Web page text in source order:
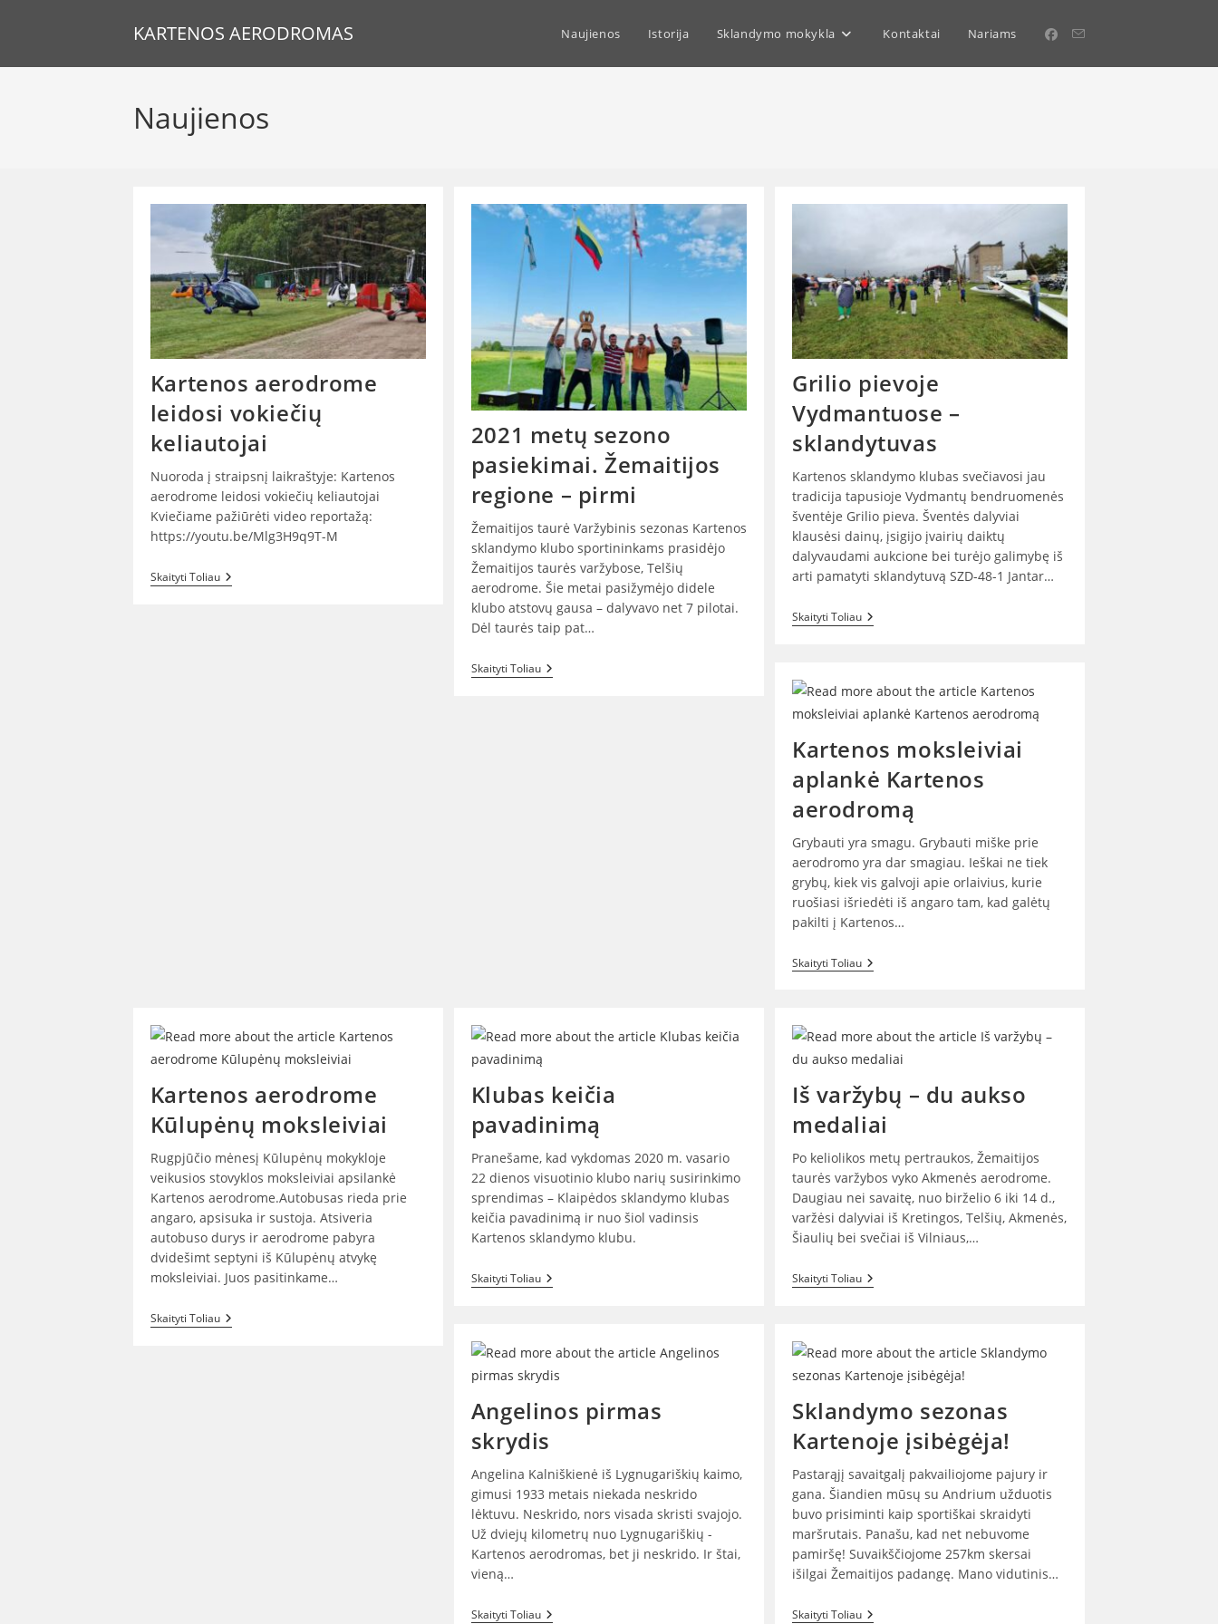
KARTENOS AERODROMAS Naujienos Istorija Sklandymo mokykla Kontaktai Nariams
Naujienos
Kartenos aerodrome
leidosi vokiečių
keliautojai
Nuoroda į straipsnį laikraštyje: Kartenos
aerodrome leidosi vokiečių keliautojai
Kviečiame pažiūrėti video reportažą:
https://youtu.be/Mlg3H9q9T-M
Skaityti ToliauKartenos
Aerodrome
2021 metų sezono
pasiekimai. Žemaitijos
regione – pirmi
Žemaitijos taurė Varžybinis sezonas Kartenos
sklandymo klubo sportininkams prasidėjo
Žemaitijos taurės varžybose, Telšių
aerodrome. Šie metai pasižymėjo didele
klubo atstovų gausa – dalyvavo net 7 pilotai.
Dėl taurės taip pat…
Skaityti Toliau2021
Metų
Grilio pievoje
Vydmantuose –
sklandytuvas
Kartenos sklandymo klubas svečiavosi jau
tradicija tapusioje Vydmantų bendruomenės
šventėje Grilio pieva. Šventės dalyviai
klausėsi dainų, įsigijo įvairių daiktų
dalyvaudami aukcione bei turėjo galimybę iš
arti pamatyti sklandytuvą SZD-48-1 Jantar…
Skaityti ToliauGrilio
Pievoje
Kartenos moksleiviai
aplankė Kartenos
aerodromą
Grybauti yra smagu. Grybauti miške prie
aerodromo yra dar smagiau. Ieškai ne tiek
grybų, kiek vis galvoji apie orlaivius, kurie
ruošiasi išriedėti iš angaro tam, kad galėtų
pakilti į Kartenos…
Skaityti ToliauKartenos
Moksleiviai
Kartenos aerodrome
Kūlupėnų moksleiviai
Rugpjūčio mėnesį Kūlupėnų mokykloje
veikusios stovyklos moksleiviai apsilankė
Kartenos aerodrome.Autobusas rieda prie
angaro, apsisuka ir sustoja. Atsiveria
autobuso durys ir aerodrome pabyra
dvidešimt septyni iš Kūlupėnų atvykę
moksleiviai. Juos pasitinkame…
Skaityti ToliauKartenos
Aerodrome
Klubas keičia
pavadinimą
Pranešame, kad vykdomas 2020 m. vasario
22 dienos visuotinio klubo narių susirinkimo
sprendimas – Klaipėdos sklandymo klubas
keičia pavadinimą ir nuo šiol vadinsis
Kartenos sklandymo klubu.
Skaityti ToliauKlubas
Keičia
Iš varžybų – du aukso
medaliai
Po keliolikos metų pertraukos, Žemaitijos
taurės varžybos vyko Akmenės aerodrome.
Daugiau nei savaitę, nuo birželio 6 iki 14 d.,
varžėsi dalyviai iš Kretingos, Telšių, Akmenės,
Šiaulių bei svečiai iš Vilniaus,…
Skaityti ToliauIš
Varžybų
Medaliai
Angelinos pirmas
skrydis
Angelina Kalniškienė iš Lygnugariškių kaimo,
gimusi 1933 metais niekada neskrido
lėktuvu. Neskrido, nors visada skristi svajojo.
Už dviejų kilometrų nuo Lygnugariškių -
Kartenos aerodromas, bet ji neskrido. Ir štai,
vieną…
Skaityti ToliauAngelinos
Sklandymo sezonas
Kartenoje įsibėgėja!
Pastarąjį savaitgalį pakvailiojome pajury ir
gana. Šiandien mūsų su Andrium užduotis
buvo prisiminti kaip sportiškai skraidyti
maršrutais. Panašu, kad net nebuvome
pamiršę! Suvaikščiojome 257km skersai
išilgai Žemaitijos padangę. Mano vidutinis…
Skaityti ToliauSklandymo